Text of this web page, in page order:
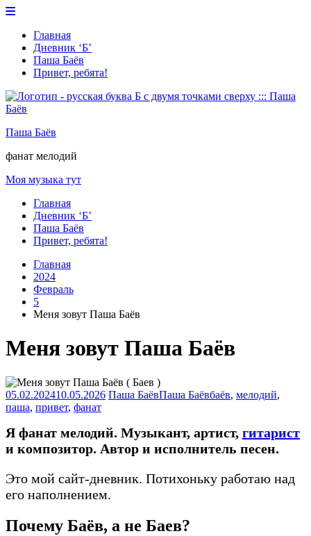
Перейти
содержимому
Главная
Дневник ‘Б’
Паша Баёв
Привет, ребята!
Паша Баёв
фанат мелодий
Моя музыка тут
Главная
Дневник ‘Б’
Паша Баёв
Привет, ребята!
Главная
2024
Февраль
5
Меня зовут Паша Баёв
Меня зовут Паша Баёв
05.02.202410.05.2026 Паша БаёвПаша Баёвбаёв, мелодий,
паша, привет, фанат
Я фанат мелодий. Музыкант, артист, гитарист
и композитор. Автор и исполнитель песен.
Это мой сайт-дневник. Потихоньку работаю над
его наполнением.
Почему Баёв, а не Баев?